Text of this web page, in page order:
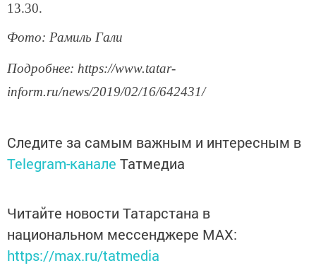
13.30.
Фото: Рамиль Гали
Подробнее: https://www.tatar-
inform.ru/news/2019/02/16/642431/
Следите за самым важным и интересным в
Telegram-канале Татмедиа
Читайте новости Татарстана в
национальном мессенджере MАХ:
https://max.ru/tatmedia